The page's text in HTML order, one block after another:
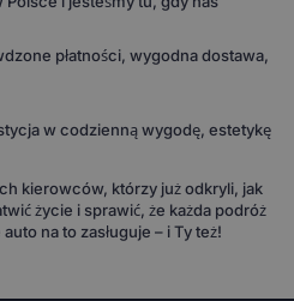
płatności, wygodna dostawa,
w codzienną wygodę, estetykę
kierowców, którzy już odkryli, jak
życie i sprawić, że każda podróż
na to zasługuje – i Ty też!